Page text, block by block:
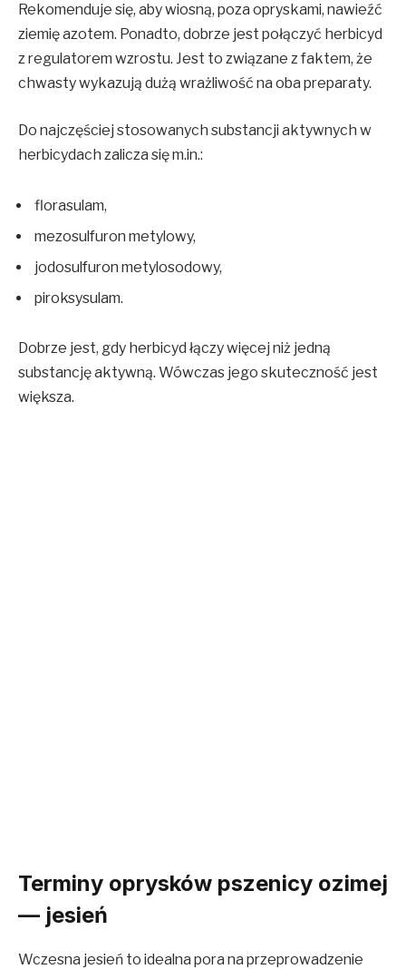
Rekomenduje się, aby wiosną, poza opryskami, nawieźć
ziemię azotem. Ponadto, dobrze jest połączyć herbicyd
z regulatorem wzrostu. Jest to związane z faktem, że
chwasty wykazują dużą wrażliwość na oba preparaty.
Do najczęściej stosowanych substancji aktywnych w
herbicydach zalicza się m.in.:
florasulam,
mezosulfuron metylowy,
jodosulfuron metylosodowy,
piroksysulam.
Dobrze jest, gdy herbicyd łączy więcej niż jedną
substancję aktywną. Wówczas jego skuteczność jest
większa.
Terminy oprysków pszenicy ozimej
— jesień
Wczesna jesień to idealna pora na przeprowadzenie